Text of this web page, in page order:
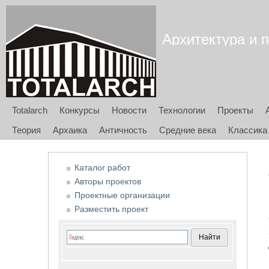
Архитектура и
Totalarch Конкурсы Новости Технологии Проекты
Теория
Архаика Античность Средние века Классика
Каталог работ
Авторы проектов
Проектные организации
Разместить проект